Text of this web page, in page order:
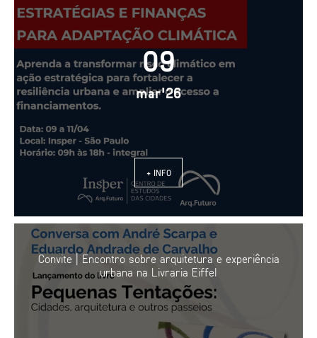
09
mar'26
+ INFO
Convite | Encontro sobre arquitetura e experiência
urbana na Livraria Eiffel